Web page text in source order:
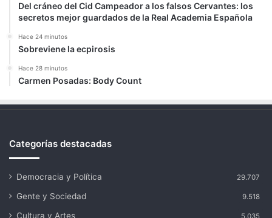
Del cráneo del Cid Campeador a los falsos Cervantes: los
secretos mejor guardados de la Real Academia Española
Hace 24 minutos
Sobreviene la ecpirosis
Hace 28 minutos
Carmen Posadas: Body Count
Categorías destacadas
Democracia y Política 29.707
Gente y Sociedad 9.518
Cultura y Artes 5.035